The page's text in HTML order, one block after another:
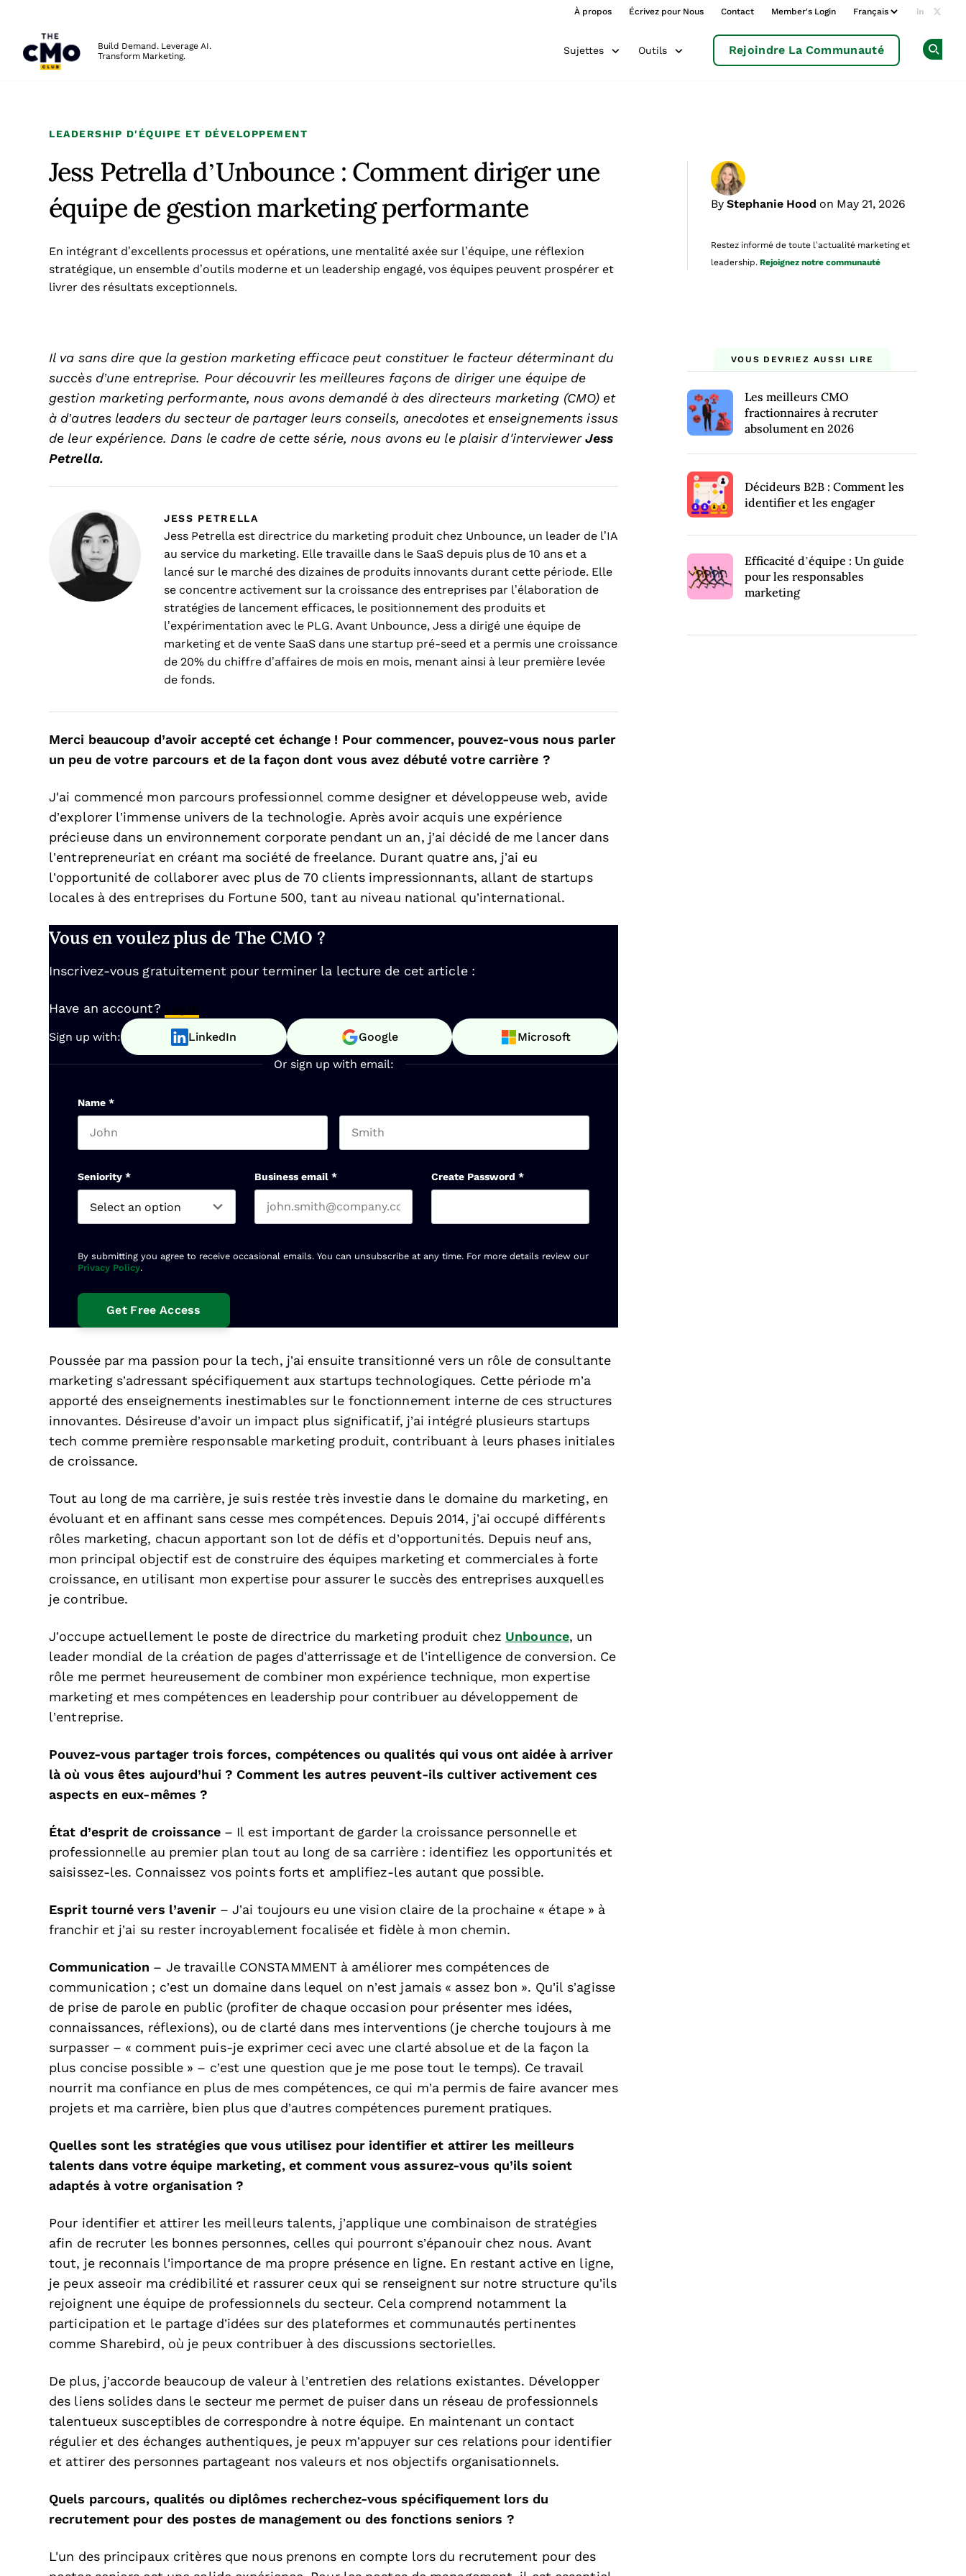
À propos Écrivez pour Nous Contact Member's Login Add us
Build Demand. Leverage AI.
Transform Marketing.
Sujettes Outils Rejoindre La Communauté
LEADERSHIP D'ÉQUIPE ET DÉVELOPPEMENT
Jess Petrella d’Unbounce : Comment diriger une
équipe de gestion marketing performante
By Stephanie Hood on May 21, 2026
Restez informé de toute l’actualité marketing et
leadership. Rejoignez notre communauté
En intégrant d’excellents processus et opérations, une mentalité axée sur l’équipe, une réflexion
stratégique, un ensemble d’outils moderne et un leadership engagé, vos équipes peuvent prospérer et
livrer des résultats exceptionnels.
Il va sans dire que la gestion marketing efficace peut constituer le facteur déterminant du
succès d’une entreprise. Pour découvrir les meilleures façons de diriger une équipe de
gestion marketing performante, nous avons demandé à des directeurs marketing (CMO) et
à d’autres leaders du secteur de partager leurs conseils, anecdotes et enseignements issus
de leur expérience. Dans le cadre de cette série, nous avons eu le plaisir d'interviewerJess
Petrella.
JESS PETRELLA
Jess Petrella est directrice du marketing produit chez Unbounce, un leader de l’IA
au service du marketing. Elle travaille dans le SaaS depuis plus de 10 ans et a
lancé sur le marché des dizaines de produits innovants durant cette période. Elle
se concentre activement sur la croissance des entreprises par l’élaboration de
stratégies de lancement efficaces, le positionnement des produits et
l’expérimentation avec le PLG. Avant Unbounce, Jess a dirigé une équipe de
marketing et de vente SaaS dans une startup pré-seed et a permis une croissance
de 20% du chiffre d’affaires de mois en mois, menant ainsi à leur première levée
de fonds.
Merci beaucoup d’avoir accepté cet échange ! Pour commencer, pouvez-vous nous parler
un peu de votre parcours et de la façon dont vous avez débuté votre carrière ?
J'ai commencé mon parcours professionnel comme designer et développeuse web, avide
d’explorer l’immense univers de la technologie. Après avoir acquis une expérience
précieuse dans un environnement corporate pendant un an, j’ai décidé de me lancer dans
l’entrepreneuriat en créant ma société de freelance. Durant quatre ans, j’ai eu
l’opportunité de collaborer avec plus de 70 clients impressionnants, allant de startups
locales à des entreprises du Fortune 500, tant au niveau national qu’international.
Vous en voulez plus de The CMO ?
Inscrivez-vous gratuitement pour terminer la lecture de cet article :
Have an account? Log In
Sign up with: LinkedIn Google Microsoft
Or sign up with email:
Name *
Seniority * Business email * Create Password *
By submitting you agree to receive occasional emails. You can unsubscribe at any time. For more details review our
Privacy Policy.
Poussée par ma passion pour la tech, j’ai ensuite transitionné vers un rôle de consultante
marketing s’adressant spécifiquement aux startups technologiques. Cette période m’a
apporté des enseignements inestimables sur le fonctionnement interne de ces structures
innovantes. Désireuse d’avoir un impact plus significatif, j’ai intégré plusieurs startups
tech comme première responsable marketing produit, contribuant à leurs phases initiales
de croissance.
Tout au long de ma carrière, je suis restée très investie dans le domaine du marketing, en
évoluant et en affinant sans cesse mes compétences. Depuis 2014, j’ai occupé différents
rôles marketing, chacun apportant son lot de défis et d’opportunités. Depuis neuf ans,
mon principal objectif est de construire des équipes marketing et commerciales à forte
croissance, en utilisant mon expertise pour assurer le succès des entreprises auxquelles
je contribue.
J’occupe actuellement le poste de directrice du marketing produit chez Unbounce, un
leader mondial de la création de pages d’atterrissage et de l’intelligence de conversion. Ce
rôle me permet heureusement de combiner mon expérience technique, mon expertise
marketing et mes compétences en leadership pour contribuer au développement de
l’entreprise.
Pouvez-vous partager trois forces, compétences ou qualités qui vous ont aidée à arriver
là où vous êtes aujourd’hui ? Comment les autres peuvent-ils cultiver activement ces
aspects en eux-mêmes ?
État d’esprit de croissance– Il est important de garder la croissance personnelle et
professionnelle au premier plan tout au long de sa carrière : identifiez les opportunités et
saisissez-les. Connaissez vos points forts et amplifiez-les autant que possible.
Esprit tourné vers l’avenir – J’ai toujours eu une vision claire de la prochaine « étape » à
franchir et j’ai su rester incroyablement focalisée et fidèle à mon chemin.
Communication – Je travaille CONSTAMMENT à améliorer mes compétences de
communication ; c’est un domaine dans lequel on n’est jamais « assez bon ». Qu’il s’agisse
de prise de parole en public (profiter de chaque occasion pour présenter mes idées,
connaissances, réflexions), ou de clarté dans mes interventions (je cherche toujours à me
surpasser – « comment puis-je exprimer ceci avec une clarté absolue et de la façon la
plus concise possible » – c’est une question que je me pose tout le temps). Ce travail
nourrit ma confiance en plus de mes compétences, ce qui m’a permis de faire avancer mes
projets et ma carrière, bien plus que d’autres compétences purement pratiques.
Quelles sont les stratégies que vous utilisez pour identifier et attirer les meilleurs
talents dans votre équipe marketing, et comment vous assurez-vous qu’ils soient
adaptés à votre organisation ?
Pour identifier et attirer les meilleurs talents, j’applique une combinaison de stratégies
afin de recruter les bonnes personnes, celles qui pourront s’épanouir chez nous. Avant
tout, je reconnais l'importance de ma propre présence en ligne. En restant active en ligne,
je peux asseoir ma crédibilité et rassurer ceux qui se renseignent sur notre structure qu’ils
rejoignent une équipe de professionnels du secteur. Cela comprend notamment la
participation et le partage d’idées sur des plateformes et communautés pertinentes
comme Sharebird, où je peux contribuer à des discussions sectorielles.
De plus, j’accorde beaucoup de valeur à l’entretien des relations existantes. Développer
des liens solides dans le secteur me permet de puiser dans un réseau de professionnels
talentueux susceptibles de correspondre à notre équipe. En maintenant un contact
régulier et des échanges authentiques, je peux m’appuyer sur ces relations pour identifier
et attirer des personnes partageant nos valeurs et nos objectifs organisationnels.
Quels parcours, qualités ou diplômes recherchez-vous spécifiquement lors du
recrutement pour des postes de management ou des fonctions seniors ?
L'un des principaux critères que nous prenons en compte lors du recrutement pour des
VOUS DEVRIEZ AUSSI LIRE
Les meilleurs CMO
fractionnaires à recruter
absolument en 2026
Décideurs B2B : Comment les
identifier et les engager
Efficacité d’équipe : Un guide
pour les responsables
marketing